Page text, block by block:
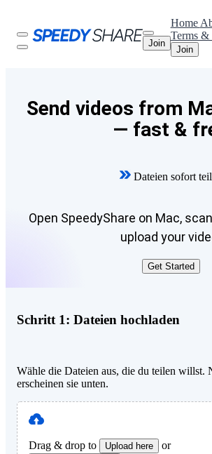
Join
Home
Terms &
Join
Send videos from
— fast &
Dateien sofort
Open SpeedyShare on Mac,
upload your
Get Started
Schritt 1: Dateien hochladen
Wähle die Dateien aus, die du teilen willst.
erscheinen sie unten.
Drag & drop to Upload here or